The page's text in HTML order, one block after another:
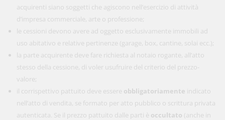
acquirenti siano soggetti che agiscono nell’esercizio di attività
d’impresa commerciale, arte o professione;
le cessioni devono avere ad oggetto esclusivamente immobili ad
uso abitativo e relative pertinenze (garage, box, cantine, solai ecc.);
la parte acquirente deve fare richiesta al notaio rogante, all’atto
stesso della cessione, di voler usufruire del criterio del prezzo-
valore;
il corrispettivo pattuito deve essere obbligatoriamente indicato
nell’atto di vendita, se formato per atto pubblico o scrittura privata
autenticata. Se il prezzo pattuito dalle parti è occultato (anche in